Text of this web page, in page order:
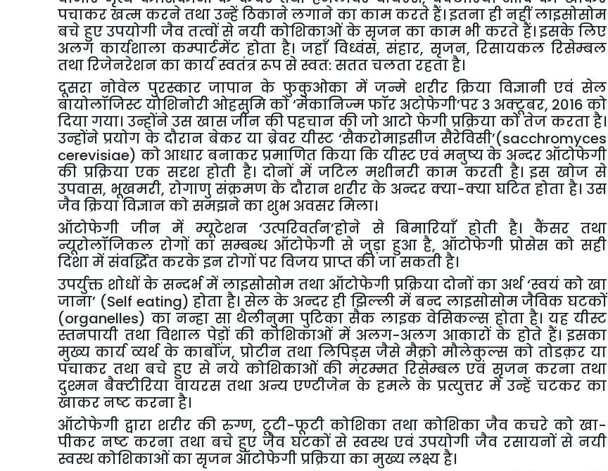
पचाकरखत्मकरनेतथाउन्हेंठिकानेलगाने काकामकरतेहैं। इतनाहीनहींलाइसोसोम
बचे हुए उपयोगी जैव तत्वों से नयी कोशिकाओं के सृजन का काम भी करते हैं। इसके लिए
अलग कार्यशाला कम्पार्टमेंट होता है। जहाँ विध्वंस,संहार, सृजन,रिसायकल रिसेम्बल
तथारिजेनरेशनकाकार्यस्वतंत्ररूपसेस्वत:सततचलतारहताहै।
दूसरा नोवेल पुरस्कार जापान के फुकुओका में जन्मे शरीर क्रिया विज्ञानी एवं सेल
बायोलॉजिस्टयोशिनोरी ओहसुमिको‘मेकानिज्मफॉर अटोफेगी’पर 3 अक्टूबर, 2016 को
दियागया। उन्होंनेउस खासजीन कीपहचान कीजो आटो फेगीप्रक्रिया कोतेज करताहै।
उन्होंने प्रयोग के दौरान बेकर या ब्रेवर यीस्ट ‘सैकरोमाइसीज सैरेविसी’(sacchromyces
cerevisiae) को आधार बनाकरप्रमाणित कियाकि यीस्टएवं मनुष्यके अन्दर ऑटोफेगी
की प्रक्रिया एक सदृश होती है। दोनों में जटिल मशीनरी काम करती है। इस खोज से
उपवास, भूखमरी, रोगाणु संक्रमण के दौरान शरीर के अन्दर क्या-क्या घटित होता है। उस
जैवक्रियाविज्ञानकोसमझनेका शुभ अवसरमिला।
ऑटोफेगी
जीन में म्यूटेशन‘उत्परिवर्तन’होने से बिमारियाँ होती है। कैंसर तथा
न्यूरोलॉजिकल रोगों का सम्बन्ध ऑटोफेगी से जुड़ा हुआ है, ऑटोफेगी प्रोसेस को सही
दिशामेंसंवर्द्धितकरकेइनरोगोंपरविजयप्राप्तकीजासकतीहै।
उपर्युक्त शोधों के सन्दर्भ में लाइसोसोम तथा ऑटोफेगी प्रक्रिया दोनों का अर्थ‘स्वयं को खा
जाना’ (Self eating)होता है। सेल के अन्दर ही झिल्ली में बन्द लाइसोसोम जैविक घटकों
(organelles) का नन्हा सा थैलीनुमा पुटिका सैक लाइक वेसिकल्स होता है। यह यीस्ट
स्तनपायी तथा विशाल पेड़ों की कोशिकाओं में अलग-अलग आकारों के होते हैं। इसका
मुख्य कार्य व्यर्थ के कार्बोज,प्रोटीन तथा लिपिड्स जैसे मैक्रो मौलेकुल्स को तोडक़र या
पचाकर तथा बचे हुए से नये कोशिकाओं की मरम्मत रिसेम्बल एवं सृजन करना तथा
दुश्मन बैक्टीरिया वायरस तथा अन्य एण्टीजेन के हमले के प्रत्युत्तर में उन्हें चटकर का
खाकरनष्टकरनाहै।
ऑटोफेगी द्वारा शरीर की रुग्ण, टूटी-फूटी कोशिका तथा कोशिका जैव कचरे को खा-
पीकर नष्ट करना तथा बचे हुए जैव घटकों से स्वस्थ एवं उपयोगी जैव रसायनों से नयी
स्वस्थकोशिकाओंकासृजन ऑटोफेगीप्रक्रियाकामुख्यलक्ष्यहै।